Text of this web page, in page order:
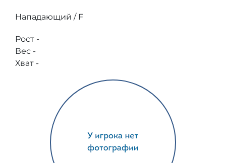
Нападающий / F
Рост -
Вес -
Хват -